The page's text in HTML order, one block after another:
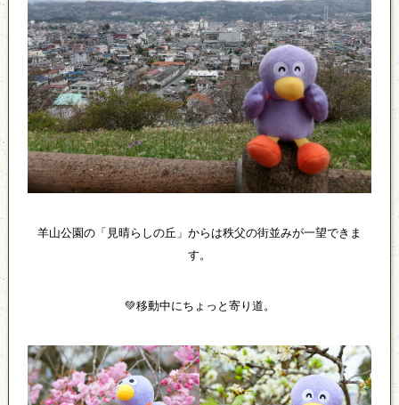
羊山公園の「見晴らしの丘」からは秩父の街並みが一望できま
す。
💚移動中にちょっと寄り道。